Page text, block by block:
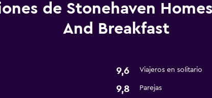
Baño
Secador de pelo
Minibar
de Stonehaven
And Breakfast
9,6 Viajeros en solitario
9,8 Parejas